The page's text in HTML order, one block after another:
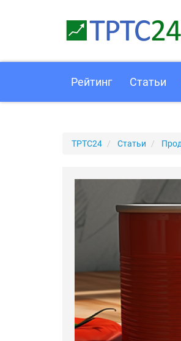
Рейтинг Статьи
ТРТС24 Статьи